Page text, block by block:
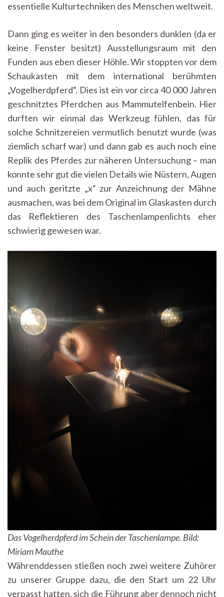
essentielle Kulturtechniken des Menschen weltweit.
Dann ging es weiter in den besonders dunklen (da er
keine Fenster besitzt) Ausstellungsraum mit den
Funden aus eben dieser Höhle. Wir stoppten vor dem
Schaukasten mit dem international berühmten
„Vogelherdpferd“. Dies ist ein vor circa 40 000 Jahren
geschnitztes Pferdchen aus Mammutelfenbein. Hier
durften wir einmal das Werkzeug fühlen, das für
solche Schnitzereien vermutlich benutzt wurde (was
ziemlich scharf war) und dann gab es auch noch eine
Replik des Pferdes zur näheren Untersuchung – man
konnte sehr gut die vielen Details wie Nüstern, Augen
und auch geritzte „x“ zur Anzeichnung der Mähne
ausmachen, was bei dem Original im Glaskasten durch
das Reflektieren des Taschenlampenlichts eher
schwierig gewesen war.
Das Vogelherdpferd im Schein der Taschenlampe. Bild:
Miriam Mauthe
Währenddessen stießen noch zwei weitere Zuhörer
zu unserer Gruppe dazu, die den Start um 22 Uhr
verpasst hatten, sich die Führung aber dennoch nicht